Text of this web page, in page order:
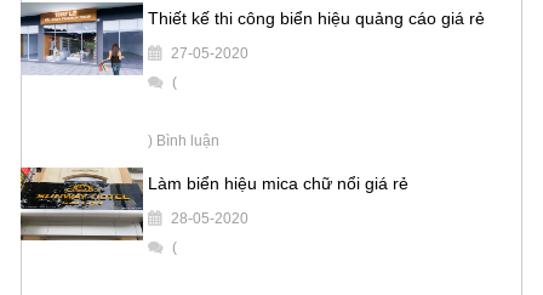
Thiết kế thi công biển hiệu quảng cáo giá rẻ
27-05-2020
(
) Bình luận
Làm biển hiệu mica chữ nổi giá rẻ
28-05-2020
(